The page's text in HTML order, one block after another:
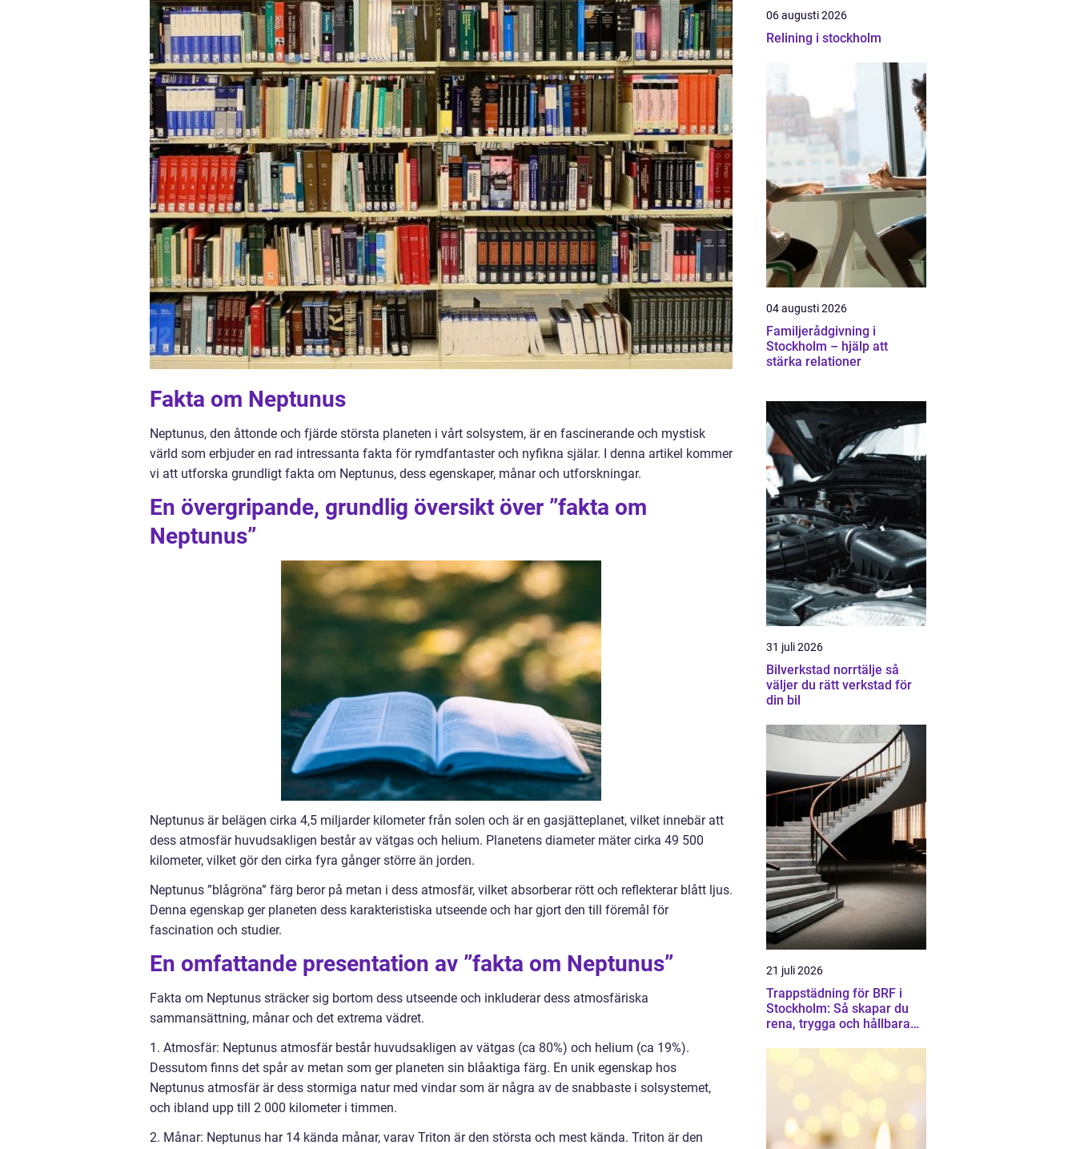
Fakta om Neptunus
Neptunus, den åttonde och fjärde största planeten i vårt solsystem, är en fascinerande och mystisk
värld som erbjuder en rad intressanta fakta för rymdfantaster och nyfikna själar. I denna artikel kommer
vi att utforska grundligt fakta om Neptunus, dess egenskaper, månar och utforskningar.
En övergripande, grundlig översikt över ”fakta om
Neptunus”
Neptunus är belägen cirka 4,5 miljarder kilometer från solen och är en gasjätteplanet, vilket innebär att
dess atmosfär huvudsakligen består av vätgas och helium. Planetens diameter mäter cirka 49 500
kilometer, vilket gör den cirka fyra gånger större än jorden.
Neptunus ”blågröna” färg beror på metan i dess atmosfär, vilket absorberar rött och reflekterar blått ljus.
Denna egenskap ger planeten dess karakteristiska utseende och har gjort den till föremål för
fascination och studier.
En omfattande presentation av ”fakta om Neptunus”
Fakta om Neptunus sträcker sig bortom dess utseende och inkluderar dess atmosfäriska
sammansättning, månar och det extrema vädret.
1. Atmosfär: Neptunus atmosfär består huvudsakligen av vätgas (ca 80%) och helium (ca 19%).
Dessutom finns det spår av metan som ger planeten sin blåaktiga färg. En unik egenskap hos
Neptunus atmosfär är dess stormiga natur med vindar som är några av de snabbaste i solsystemet,
och ibland upp till 2 000 kilometer i timmen.
2. Månar: Neptunus har 14 kända månar, varav Triton är den största och mest kända. Triton är den
06 augusti 2026
Relining i stockholm
04 augusti 2026
Familjerådgivning i
Stockholm – hjälp att
stärka relationer
31 juli 2026
Bilverkstad norrtälje så
väljer du rätt verkstad för
din bil
21 juli 2026
Trappstädning för BRF i
Stockholm: Så skapar du
rena, trygga och hållbara